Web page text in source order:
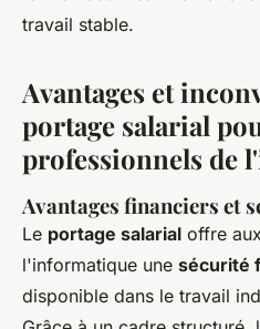
travail stable.
Avantages et
portage salarial
professionnels de
Avantages financiers et
Le portage salarial offre
l'informatique une sécurité
disponible dans le travail